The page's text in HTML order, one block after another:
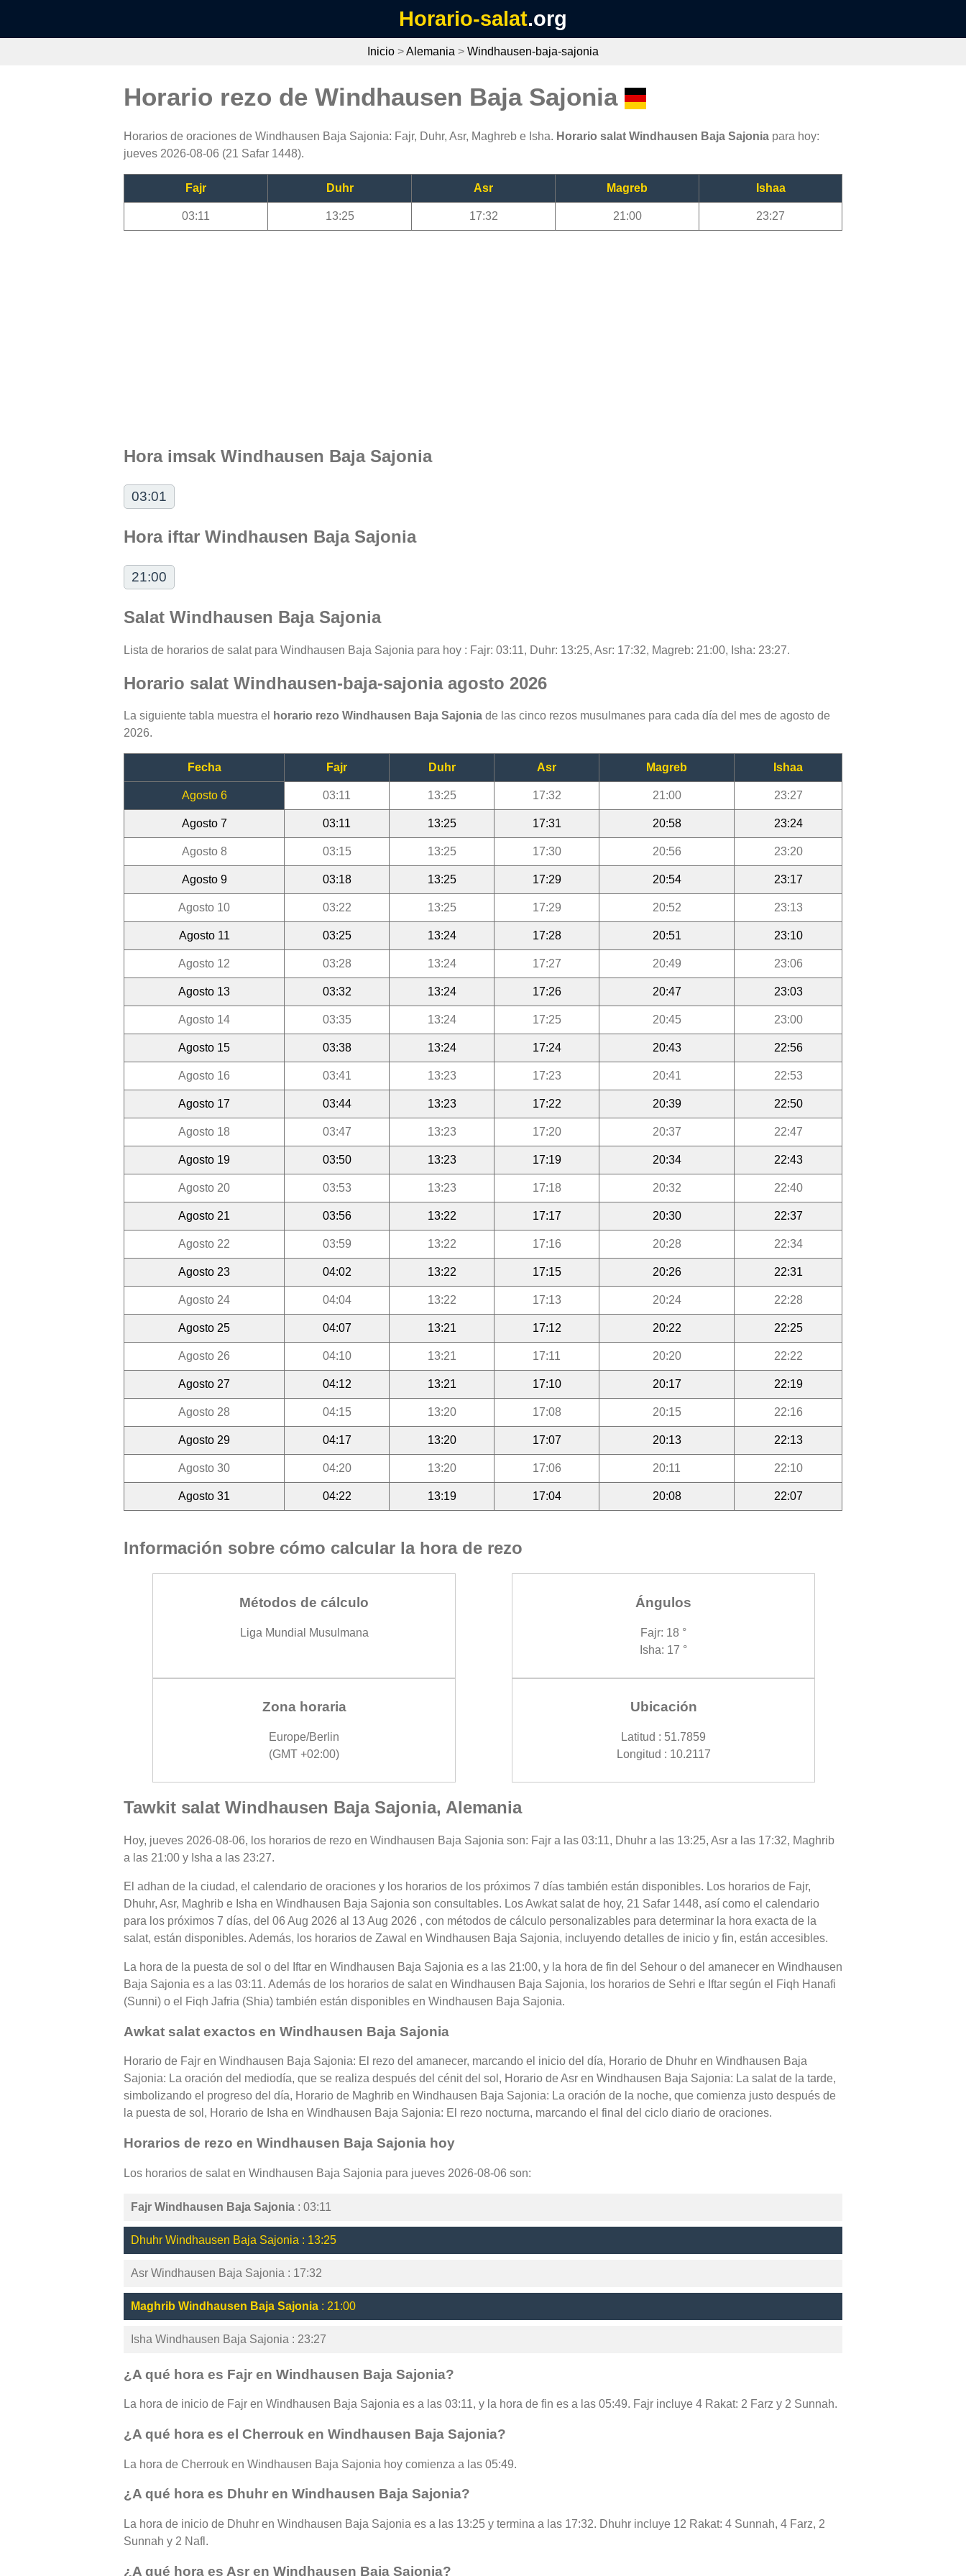
Horario-salat.org
Inicio >Alemania > Windhausen-baja-sajonia
Horario rezo de Windhausen Baja Sajonia
Horarios de oraciones de Windhausen Baja Sajonia: Fajr, Duhr, Asr, Maghreb e Isha. Horario salat Windhausen Baja Sajonia para hoy:
jueves 2026-08-06 (21 Safar 1448).
Fajr Duhr Asr Magreb Ishaa
03:11 13:25 17:32 21:00 23:27
Hora imsak Windhausen Baja Sajonia
03:01
Hora iftar Windhausen Baja Sajonia
21:00
Salat Windhausen Baja Sajonia
Lista de horarios de salat para Windhausen Baja Sajonia para hoy : Fajr: 03:11, Duhr: 13:25, Asr: 17:32, Magreb: 21:00, Isha: 23:27.
Horario salat Windhausen-baja-sajonia agosto 2026
La siguiente tabla muestra el horario rezo Windhausen Baja Sajonia de las cinco rezos musulmanes para cada día del mes de agosto de
2026.
Fecha Fajr Duhr Asr Magreb Ishaa
Agosto 6 03:11 13:25 17:32 21:00 23:27
Agosto 7 03:11 13:25 17:31 20:58 23:24
Agosto 8 03:15 13:25 17:30 20:56 23:20
Agosto 9 03:18 13:25 17:29 20:54 23:17
Agosto 10 03:22 13:25 17:29 20:52 23:13
Agosto 11 03:25 13:24 17:28 20:51 23:10
Agosto 12 03:28 13:24 17:27 20:49 23:06
Agosto 13 03:32 13:24 17:26 20:47 23:03
Agosto 14 03:35 13:24 17:25 20:45 23:00
Agosto 15 03:38 13:24 17:24 20:43 22:56
Agosto 16 03:41 13:23 17:23 20:41 22:53
Agosto 17 03:44 13:23 17:22 20:39 22:50
Agosto 18 03:47 13:23 17:20 20:37 22:47
Agosto 19 03:50 13:23 17:19 20:34 22:43
Agosto 20 03:53 13:23 17:18 20:32 22:40
Agosto 21 03:56 13:22 17:17 20:30 22:37
Agosto 22 03:59 13:22 17:16 20:28 22:34
Agosto 23 04:02 13:22 17:15 20:26 22:31
Agosto 24 04:04 13:22 17:13 20:24 22:28
Agosto 25 04:07 13:21 17:12 20:22 22:25
Agosto 26 04:10 13:21 17:11 20:20 22:22
Agosto 27 04:12 13:21 17:10 20:17 22:19
Agosto 28 04:15 13:20 17:08 20:15 22:16
Agosto 29 04:17 13:20 17:07 20:13 22:13
Agosto 30 04:20 13:20 17:06 20:11 22:10
Agosto 31 04:22 13:19 17:04 20:08 22:07
Información sobre cómo calcular la hora de rezo
Métodos de cálculo
Liga Mundial Musulmana
Ángulos
Fajr: 18 °
Isha: 17 °
Zona horaria
Europe/Berlin
(GMT +02:00)
Ubicación
Latitud : 51.7859
Longitud : 10.2117
Tawkit salat Windhausen Baja Sajonia, Alemania
Hoy, jueves 2026-08-06, los horarios de rezo en Windhausen Baja Sajonia son: Fajr a las 03:11, Dhuhr a las 13:25, Asr a las 17:32, Maghrib
a las 21:00 y Isha a las 23:27.
El adhan de la ciudad, el calendario de oraciones y los horarios de los próximos 7 días también están disponibles. Los horarios de Fajr,
Dhuhr, Asr, Maghrib e Isha en Windhausen Baja Sajonia son consultables. Los Awkat salat de hoy, 21 Safar 1448, así como el calendario
para los próximos 7 días, del 06 Aug 2026 al 13 Aug 2026 , con métodos de cálculo personalizables para determinar la hora exacta de la
salat, están disponibles. Además, los horarios de Zawal en Windhausen Baja Sajonia, incluyendo detalles de inicio y fin, están accesibles.
La hora de la puesta de sol o del Iftar en Windhausen Baja Sajonia es a las 21:00, y la hora de fin del Sehour o del amanecer en Windhausen
Baja Sajonia es a las 03:11. Además de los horarios de salat en Windhausen Baja Sajonia, los horarios de Sehri e Iftar según el Fiqh Hanafi
(Sunni) o el Fiqh Jafria (Shia) también están disponibles en Windhausen Baja Sajonia.
Awkat salat exactos en Windhausen Baja Sajonia
Horario de Fajr en Windhausen Baja Sajonia: El rezo del amanecer, marcando el inicio del día, Horario de Dhuhr en Windhausen Baja
Sajonia: La oración del mediodía, que se realiza después del cénit del sol, Horario de Asr en Windhausen Baja Sajonia: La salat de la tarde,
simbolizando el progreso del día, Horario de Maghrib en Windhausen Baja Sajonia: La oración de la noche, que comienza justo después de
la puesta de sol, Horario de Isha en Windhausen Baja Sajonia: El rezo nocturna, marcando el final del ciclo diario de oraciones.
Horarios de rezo en Windhausen Baja Sajonia hoy
Los horarios de salat en Windhausen Baja Sajonia para jueves 2026-08-06 son:
Fajr Windhausen Baja Sajonia : 03:11
Dhuhr Windhausen Baja Sajonia : 13:25
Asr Windhausen Baja Sajonia : 17:32
Maghrib Windhausen Baja Sajonia : 21:00
Isha Windhausen Baja Sajonia : 23:27
¿A qué hora es Fajr en Windhausen Baja Sajonia?
La hora de inicio de Fajr en Windhausen Baja Sajonia es a las 03:11, y la hora de fin es a las 05:49. Fajr incluye 4 Rakat: 2 Farz y 2 Sunnah.
¿A qué hora es el Cherrouk en Windhausen Baja Sajonia?
La hora de Cherrouk en Windhausen Baja Sajonia hoy comienza a las 05:49.
¿A qué hora es Dhuhr en Windhausen Baja Sajonia?
La hora de inicio de Dhuhr en Windhausen Baja Sajonia es a las 13:25 y termina a las 17:32. Dhuhr incluye 12 Rakat: 4 Sunnah, 4 Farz, 2
Sunnah y 2 Nafl.
¿A qué hora es Asr en Windhausen Baja Sajonia?